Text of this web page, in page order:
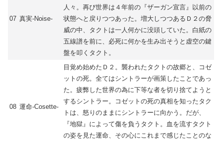
07 真実-Noise-
人々。再び世界は４年前の『ザーガン宣言』以前の
状態へと戻りつつあった。増大しつつあるＤ２の脅
威の中、タクトは一人何かに没頭していた。白紙の
五線譜を前に、必死に何かを生み出そうと虚空の鍵
盤を叩くタクト。
08 運命-Cosette-
目覚め始めたＤ２。襲われたタクトの故郷と、コゼ
ットの死。全てはシントラーが画策したことであっ
た。疲弊した世界の為に下等な者を切り捨てようと
するシントラー。コゼットの死の真相を知ったタク
トは、怒りのままにシントラーに向かう。だが、
『地獄』によって傷を負うタクト。血を流すタクト
の姿を見た運命、その心にこれまで感じたことのな